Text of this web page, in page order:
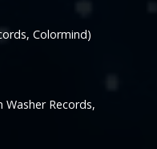
Colormind)
Washer Records,